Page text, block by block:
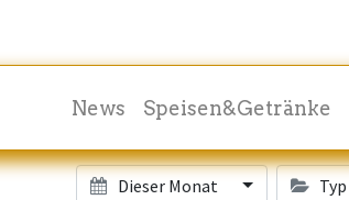
News Speisen&Getränke
Dieser Monat Typ